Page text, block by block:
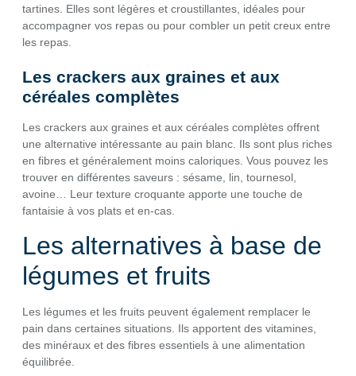
tartines. Elles sont légères et croustillantes, idéales pour
accompagner vos repas ou pour combler un petit creux entre
les repas.
Les crackers aux graines et aux
céréales complètes
Les crackers aux graines et aux céréales complètes offrent
une alternative intéressante au pain blanc. Ils sont plus riches
en fibres et généralement moins caloriques. Vous pouvez les
trouver en différentes saveurs : sésame, lin, tournesol,
avoine… Leur texture croquante apporte une touche de
fantaisie à vos plats et en-cas.
Les alternatives à base de
légumes et fruits
Les légumes et les fruits peuvent également remplacer le
pain dans certaines situations. Ils apportent des vitamines,
des minéraux et des fibres essentiels à une alimentation
équilibrée.